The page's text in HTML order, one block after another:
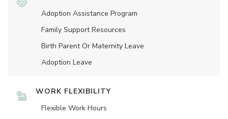
Adoption Assistance Program
Family Support Resources
Birth Parent Or Maternity Leave
Adoption Leave
WORK FLEXIBILITY
Flexible Work Hours